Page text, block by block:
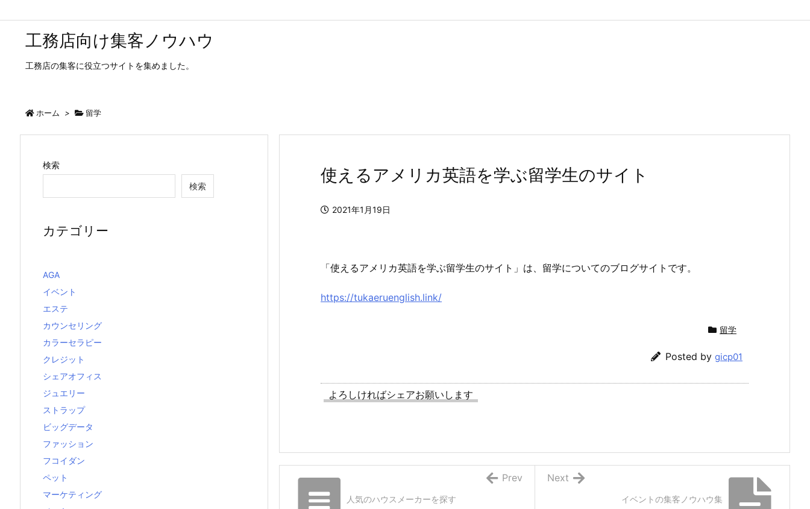
工務店向け集客ノウハウ
工務店の集客に役立つサイトを集めました。
ホーム > 留学
使えるアメリカ英語を学ぶ留学生のサイト
2021年1月19日
「使えるアメリカ英語を学ぶ留学生のサイト」は、留学についてのブログサイトです。
https://tukaeruenglish.link/
留学
Posted by gicp01
よろしければシェアお願いします
イベントの集客ノウハウ集
Next
人気のハウスメーカーを探す
Prev
検索
検索
カテゴリー
AGA
イベント
エステ
カウンセリング
カラーセラピー
クレジット
シェアオフィス
ジュエリー
ストラップ
ビッグデータ
ファッション
フコイダン
ペット
マーケティング